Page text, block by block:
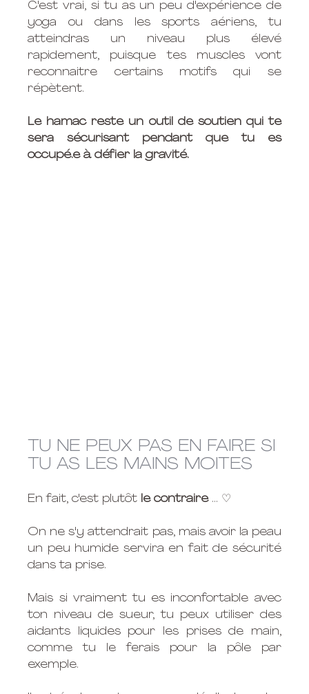
C'est vrai, si tu as un peu d'expérience de
yoga ou dans les sports aériens, tu
atteindras un niveau plus élevé
rapidement, puisque tes muscles vont
reconnaitre certains motifs qui se
répètent.
Le hamac reste un outil de soutien qui te
sera sécurisant pendant que tu es
occupé.e à défier la gravité.
TU NE PEUX PAS EN FAIRE SI
TU AS LES MAINS MOITES
En fait, c'est plutôt le contraire ... ♡
On ne s'y attendrait pas, mais avoir la peau
un peu humide servira en fait de sécurité
dans ta prise.
Mais si vraiment tu es inconfortable avec
ton niveau de sueur, tu peux utiliser des
aidants liquides pour les prises de main,
comme tu le ferais pour la pôle par
exemple.